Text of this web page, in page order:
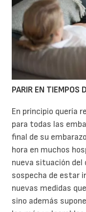
PARIR EN TIEMPOS
En principio quería
para todas las
final de su
hora en muchos
nueva situación del
sospecha de estar
nuevas medidas
sino además